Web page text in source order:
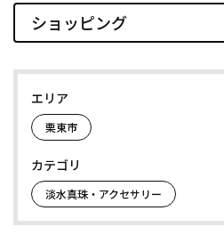
ショッピング
エリア
栗東市
カテゴリ
淡水真珠・アクセサリー